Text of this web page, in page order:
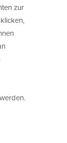
zur